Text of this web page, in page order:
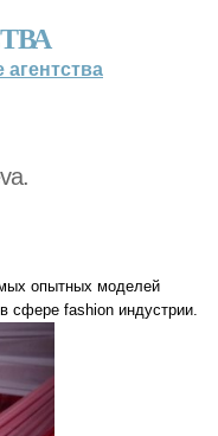
опытных моделей
сфере fashion индустрии.